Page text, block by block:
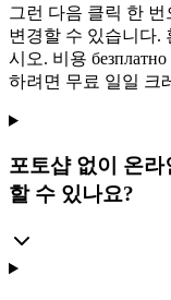
그런 다음 클릭 한
변경할 수 있습니다.
시오. 비용
하려면 무료 일일 크
포토샵 없이 온
할 수 있나요?